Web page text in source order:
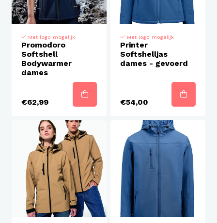
Met logo mogelijk
Promodoro
Softshell
Bodywarmer
dames
€62,99
Met logo mogelijk
Printer
Softshelljas
dames - gevoerd
€54,00